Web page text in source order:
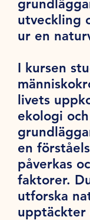
utveckling
ur en
I kursen
livets
ekologi
en
påverkas
faktorer.
utforska
upptäckter